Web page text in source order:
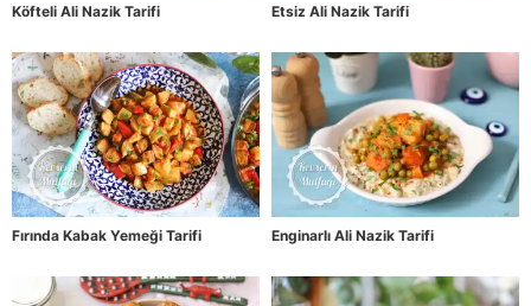
Köfteli Ali Nazik Tarifi Etsiz Ali Nazik Tarifi
Fırında Kabak Yemeği Tarifi Enginarlı Ali Nazik Tarifi